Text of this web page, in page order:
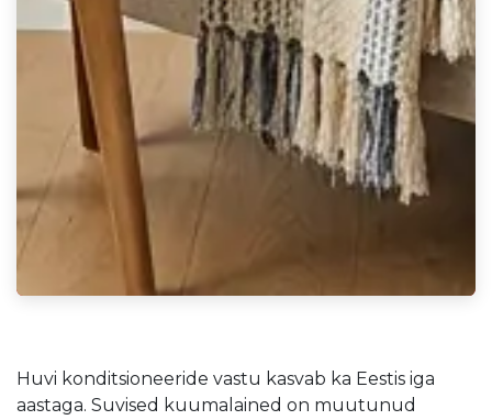
Huvi konditsioneeride vastu kasvab ka Eestis iga
aastaga. Suvised kuumalained on muutunud